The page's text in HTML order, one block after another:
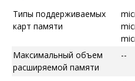
Типы поддерживаемых
карт памяти
Максимальный объем
расширяемой памяти
--